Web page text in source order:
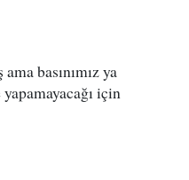
basınımız ya
için